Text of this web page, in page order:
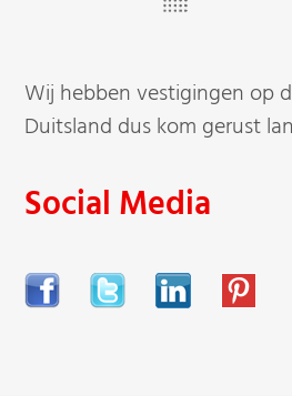
Wij hebben vestigingen op
Duitsland dus kom gerust
Social Media